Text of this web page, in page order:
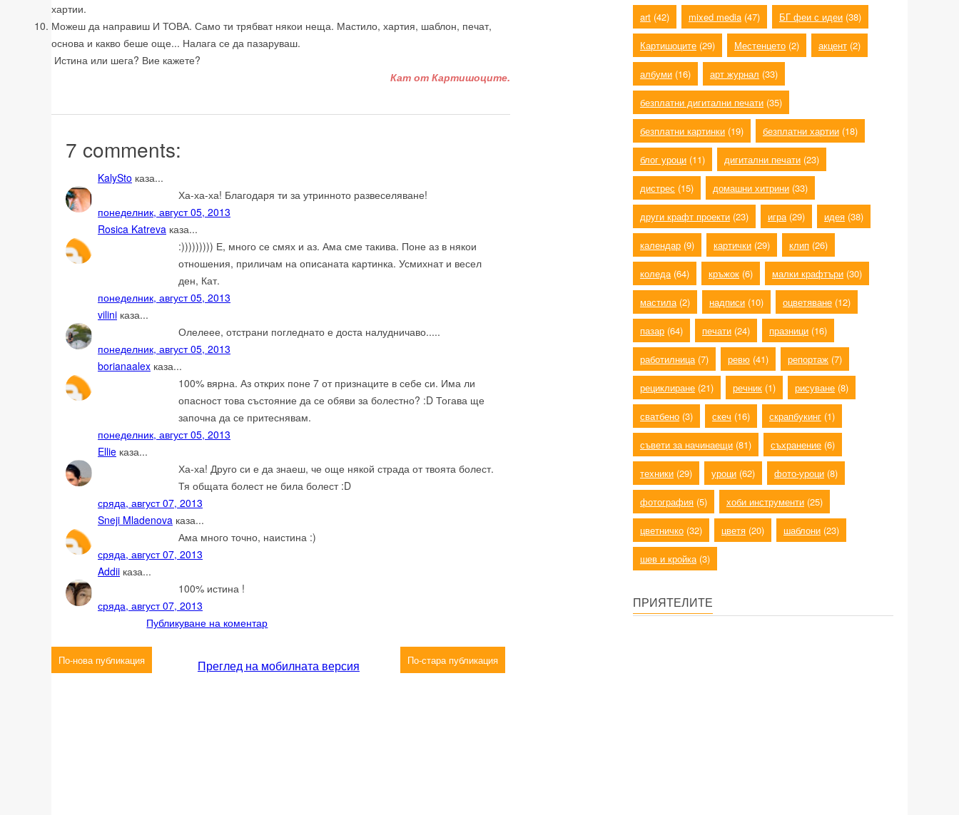
хартии.
Можеш да направиш И ТОВА. Само ти трябват някои неща. Мастило, хартия, шаблон, печат,
основа и какво беше още... Налага се да пазаруваш.
Истина или шега? Вие кажете?
Кат от Картишоците.
7 comments:
KalySto каза...
Ха-ха-ха! Благодаря ти за утринното развеселяване!
понеделник, август 05, 2013
Rosica Katreva каза...
:))))))))) Е, много се смях и аз. Ама сме такива. Поне аз в някои
отношения, приличам на описаната картинка. Усмихнат и весел
ден, Кат.
понеделник, август 05, 2013
vilini каза...
Олелеее, отстрани погледнато е доста налудничаво.....
понеделник, август 05, 2013
borianaalex каза...
100% вярна. Аз открих поне 7 от признаците в себе си. Има ли
опасност това състояние да се обяви за болестно? :D Тогава ще
започна да се притеснявам.
понеделник, август 05, 2013
Ellie каза...
Ха-ха! Друго си е да знаеш, че още някой страда от твоята болест.
Тя общата болест не била болест :D
сряда, август 07, 2013
Sneji Mladenova каза...
Ама много точно, наистина :)
сряда, август 07, 2013
Addii каза...
100% истина !
сряда, август 07, 2013
Публикуване на коментар
По-нова публикация По-стара публикация
Преглед на мобилната версия
art (42) mixed media (47) БГ феи с идеи (38)
Картишоците (29) Местенцето (2) акцент (2)
албуми (16) арт журнал (33)
безплатни дигитални печати (35)
безплатни картинки (19) безплатни хартии (18)
блог уроци (11) дигитални печати (23)
дистрес (15) домашни хитрини (33)
други крафт проекти (23) игра (29) идея (38)
календар (9) картички (29) клип (26)
коледа (64) кръжок (6) малки крафтъри (30)
мастила (2) надписи (10) оцветяване (12)
пазар (64) печати (24) празници (16)
работилница (7) ревю (41) репортаж (7)
рециклиране (21) речник (1) рисуване (8)
сватбено (3) скеч (16) скрапбукинг (1)
съвети за начинаещи (81) съхранение (6)
техники (29) уроци (62) фото-уроци (8)
фотография (5) хоби инструменти (25)
цветничко (32) цветя (20) шаблони (23)
шев и кройка (3)
ПРИЯТЕЛИТЕ